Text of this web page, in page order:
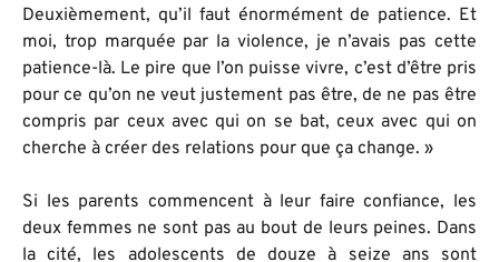
Deuxièmement, qu’il faut énormément de patience. Et
moi, trop marquée par la violence, je n’avais pas cette
patience-là. Le pire que l’on puisse vivre, c’est d’être pris
pour ce qu’on ne veut justement pas être, de ne pas être
compris par ceux avec qui on se bat, ceux avec qui on
cherche à créer des relations pour que ça change. »
Si les parents commencent à leur faire confiance, les
deux femmes ne sont pas au bout de leurs peines. Dans
la cité, les adolescents de douze à seize ans sont